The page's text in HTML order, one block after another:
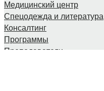
Медицинский центр
Спецодежда и литература
Консалтинг
Программы
Преподаватели